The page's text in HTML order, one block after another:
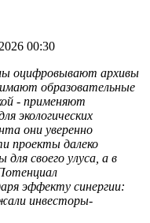
00:30
оцифровывают архивы
образовательные
- применяют
экологических
они уверенно
проекты далеко
своего улуса, а в
эффекту синергии:
инвесторы-